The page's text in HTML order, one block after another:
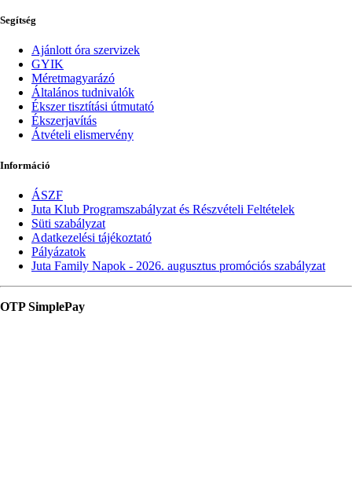
Segítség
Ajánlott óra szervizek
GYIK
Méretmagyarázó
Általános tudnivalók
Ékszer tisztítási útmutató
Ékszerjavítás
Átvételi elismervény
Információ
ÁSZF
Juta Klub Programszabályzat és Részvételi Feltételek
Süti szabályzat
Adatkezelési tájékoztató
Pályázatok
Juta Family Napok - 2026. augusztus promóciós szabályzat
OTP SimplePay